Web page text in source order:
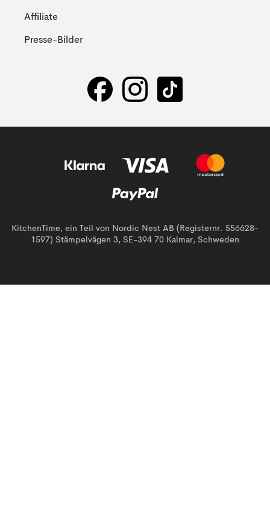
Affiliate
Presse-Bilder
KitchenTime, ein Teil von Nordic Nest AB (Registernr. 556628-
1597) Stämpelvägen 3, SE-394 70 Kalmar, Schweden